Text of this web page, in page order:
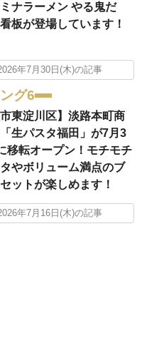
ミナラーメン やる鬼だ
板が登場しています！
年7月30日(木)の記事
グ6
市東淀川区】淡路本町商
生パスタ福田」が7月3
移転オープン！モチモチ
やボリューム満点のブ
ットが楽しめます！
年7月16日(木)の記事